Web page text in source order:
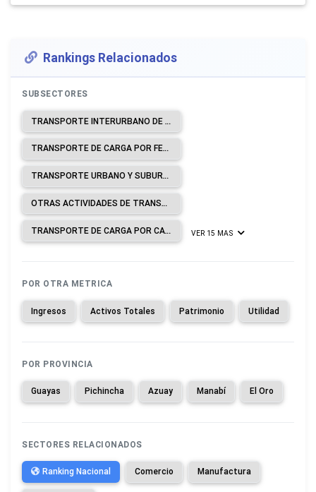
Rankings Relacionados
SUBSECTORES
TRANSPORTE INTERURBANO DE PASAJEROS POR FERROCARRIL.
TRANSPORTE DE CARGA POR FERROCARRIL.
TRANSPORTE URBANO Y SUBURBANO DE PASAJEROS POR VÍA TERRESTRE.
OTRAS ACTIVIDADES DE TRANSPORTE DE PASAJEROS POR VÍA TERRESTRE.
TRANSPORTE DE CARGA POR CARRETERA. VER 15 MAS
POR OTRA METRICA
Ingresos Activos Totales Patrimonio Utilidad
POR PROVINCIA
Guayas Pichincha Azuay Manabí El Oro
SECTORES RELACIONADOS
Ranking Nacional Comercio Manufactura